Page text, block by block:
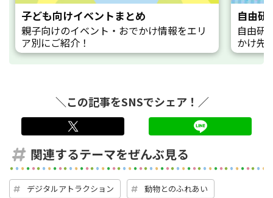
子ども向けイベントまとめ
親子向けのイベント・おでかけ情報をエリ
ア別にご紹介！
自由研
自由研
かけ先
＼この記事をSNSでシェア！／
関連するテーマをぜんぶ見る
デジタルアトラクション 動物とのふれあい